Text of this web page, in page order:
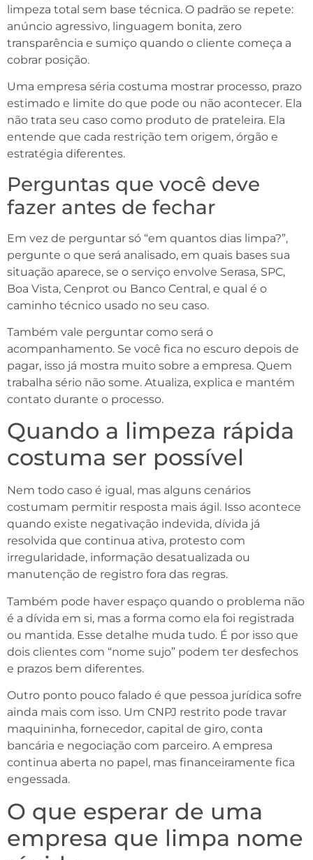
limpeza total sem base técnica. O padrão se repete:
anúncio agressivo, linguagem bonita, zero
transparência e sumiço quando o cliente começa a
cobrar posição.
Uma empresa séria costuma mostrar processo, prazo
estimado e limite do que pode ou não acontecer. Ela
não trata seu caso como produto de prateleira. Ela
entende que cada restrição tem origem, órgão e
estratégia diferentes.
Perguntas que você deve
fazer antes de fechar
Em vez de perguntar só “em quantos dias limpa?”,
pergunte o que será analisado, em quais bases sua
situação aparece, se o serviço envolve Serasa, SPC,
Boa Vista, Cenprot ou Banco Central, e qual é o
caminho técnico usado no seu caso.
Também vale perguntar como será o
acompanhamento. Se você fica no escuro depois de
pagar, isso já mostra muito sobre a empresa. Quem
trabalha sério não some. Atualiza, explica e mantém
contato durante o processo.
Quando a limpeza rápida
costuma ser possível
Nem todo caso é igual, mas alguns cenários
costumam permitir resposta mais ágil. Isso acontece
quando existe negativação indevida, dívida já
resolvida que continua ativa, protesto com
irregularidade, informação desatualizada ou
manutenção de registro fora das regras.
Também pode haver espaço quando o problema não
é a dívida em si, mas a forma como ela foi registrada
ou mantida. Esse detalhe muda tudo. É por isso que
dois clientes com “nome sujo” podem ter desfechos
e prazos bem diferentes.
Outro ponto pouco falado é que pessoa jurídica sofre
ainda mais com isso. Um CNPJ restrito pode travar
maquininha, fornecedor, capital de giro, conta
bancária e negociação com parceiro. A empresa
continua aberta no papel, mas financeiramente fica
engessada.
O que esperar de uma
empresa que limpa nome